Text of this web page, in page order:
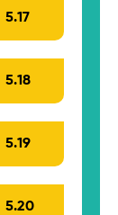
5.17
5.18
5.19
5.20